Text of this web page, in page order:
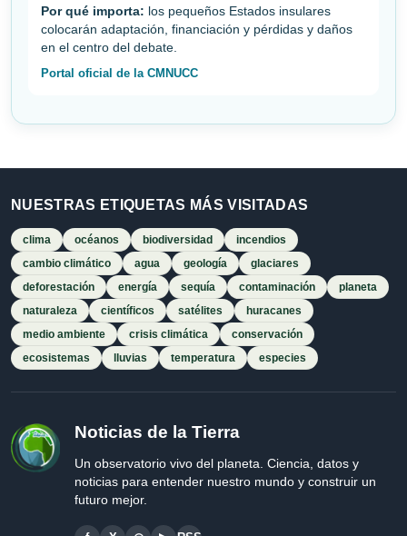
Por qué importa: los pequeños Estados insulares
colocarán adaptación, financiación y pérdidas y daños
en el centro del debate.
Portal oficial de la CMNUCC
NUESTRAS ETIQUETAS MÁS VISITADAS
clima océanos biodiversidad
incendios
cambio climático
agua geología
glaciares
deforestación
energía sequía contaminación
planeta
naturaleza
científicos satélites
huracanes
medio ambiente
crisis climática
conservación
ecosistemas
lluvias temperatura especies
Noticias de la Tierra
Un observatorio vivo del planeta. Ciencia, datos y
noticias para entender nuestro mundo y construir un
futuro mejor.